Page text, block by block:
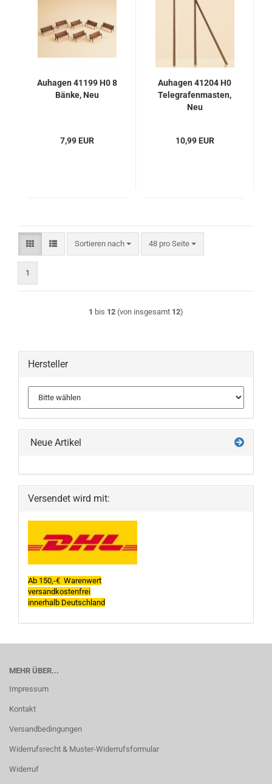
Auhagen 41199 H0 8
Bänke, Neu
7,99 EUR
Auhagen 41204 H0
Telegrafenmasten,
Neu
10,99 EUR
Sortieren nach
Sortieren nach 48 pro Seite
pro Seite
1
1 bis 12 (von insgesamt 12)
Hersteller
Neue Artikel
Versendet wird mit:
Ab 150,-€ Warenwert
versandkostenfrei
innerhalb Deutschland
MEHR ÜBER...
Impressum
Kontakt
Versandbedingungen
Widerrufsrecht & Muster-Widerrufsformular
Widerruf